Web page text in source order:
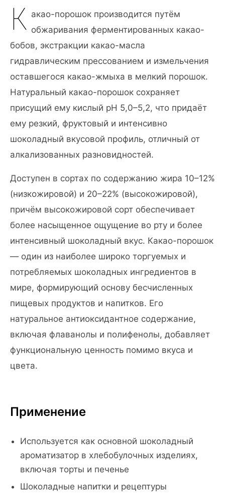
К акао-порошок производится путём
обжаривания ферментированных какао-
бобов, экстракции какао-масла
гидравлическим прессованием и измельчения
оставшегося какао-жмыха в мелкий порошок.
Натуральный какао-порошок сохраняет
присущий ему кислый pH 5,0–5,2, что придаёт
ему резкий, фруктовый и интенсивно
шоколадный вкусовой профиль, отличный от
алкализованных разновидностей.
Доступен в сортах по содержанию жира 10–12%
(низкожировой) и 20–22% (высокожировой),
причём высокожировой сорт обеспечивает
более насыщенное ощущение во рту и более
интенсивный шоколадный вкус. Какао-порошок
— один из наиболее широко торгуемых и
потребляемых шоколадных ингредиентов в
мире, формирующий основу бесчисленных
пищевых продуктов и напитков. Его
натуральное антиоксидантное содержание,
включая флаванолы и полифенолы, добавляет
функциональную ценность помимо вкуса и
цвета.
Применение
Используется как основной шоколадный
ароматизатор в хлебобулочных изделиях,
включая торты и печенье
Шоколадные напитки и рецептуры